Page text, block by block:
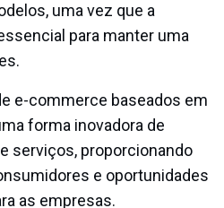
uma vez que a
para manter uma
e-commerce baseados em
forma inovadora de
serviços, proporcionando
e oportunidades
as empresas.